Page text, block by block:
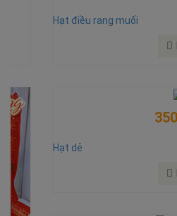
Hạt điều rang muối
Mua
Mua